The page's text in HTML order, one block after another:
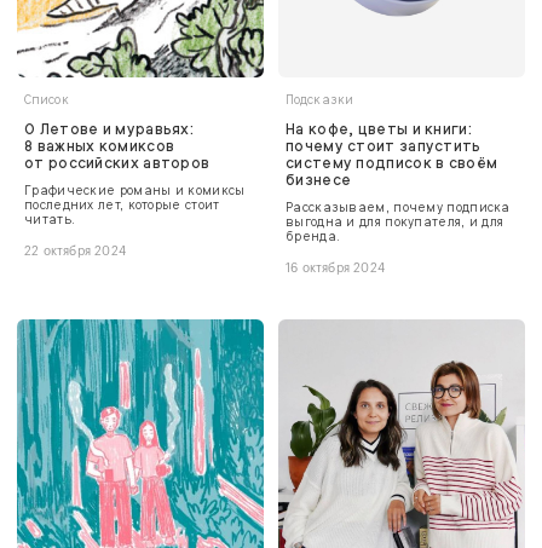
Список
О Летове и муравьях:
8 важных комиксов
от российских авторов
Графические романы и комиксы
последних лет, которые стоит
читать.
22 октября 2024
Подсказки
На кофе, цветы и книги:
почему стоит запустить
систему подписок в своём
бизнесе
Рассказываем, почему подписка
выгодна и для покупателя, и для
бренда.
16 октября 2024